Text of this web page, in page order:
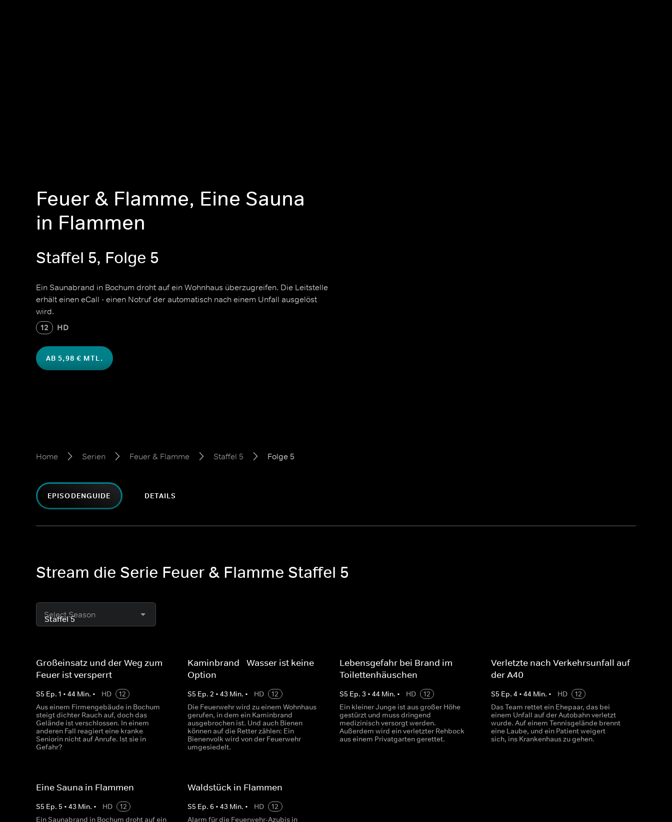
Feuer & Flamme, Eine Sauna
in Flammen
Staffel 5, Folge 5
Ein Saunabrand in Bochum droht auf ein Wohnhaus überzugreifen. Die Leitstelle
erhält einen eCall - einen Notruf der automatisch nach einem Unfall ausgelöst
wird.
12 HD
AB 5,98 € MTL.
Home Serien Feuer & Flamme Staffel 5 Folge 5
EPISODENGUIDE DETAILS
Stream die Serie Feuer & Flamme Staffel 5
Select Season
Großeinsatz und der Weg zum
Feuer ist versperrt
S5 Ep. 1 • 44 Min. • HD
12
Aus einem Firmengebäude in Bochum
steigt dichter Rauch auf, doch das
Gelände ist verschlossen. In einem
anderen Fall reagiert eine kranke
Seniorin nicht auf Anrufe. Ist sie in
Gefahr?
Kaminbrand - Wasser ist keine
Option
S5 Ep.2 •43 Min. • HD
12
Die Feuerwehr wird zu einem Wohnhaus
gerufen, in dem ein Kaminbrand
ausgebrochen ist. Und auch Bienen
können auf die Retter zählen: Ein
Bienenvolk wird von der Feuerwehr
umgesiedelt.
Lebensgefahr bei Brand im
Toilettenhäuschen
S5 Ep. 3 • 44 Min. • HD
12
Ein kleiner Junge ist aus großer Höhe
gestürzt und muss dringend
medizinisch versorgt werden.
Außerdem wird ein verletzter Rehbock
aus einem Privatgarten gerettet.
Verletzte nach Verkehrsunfall auf
der A40
S5 Ep. 4 • 44 Min. • HD
12
Das Team rettet ein Ehepaar, das bei
einem Unfall auf der Autobahn verletzt
wurde. Auf einem Tennisgelände brennt
eine Laube, und ein Patient weigert
sich, ins Krankenhaus zu gehen.
Eine Sauna in Flammen
S5 Ep. 5 • 43 Min. • HD
12
Ein Saunabrand in Bochum droht auf ein
Waldstück in Flammen
S5 Ep.6 •43 Min. • HD
12
Alarm für die Feuerwehr-Azubis in